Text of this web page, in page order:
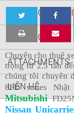
eet
Sha
re
Chuyên cho thuê
trọng từ 2.5 tấn
chúng tôi chuyên
8FD series
Mitsubishi
Nissan
XE NÂNG NGƯỜI
XE NÂNG KHÁC
ATTACHMENTS
LIÊN HỆ